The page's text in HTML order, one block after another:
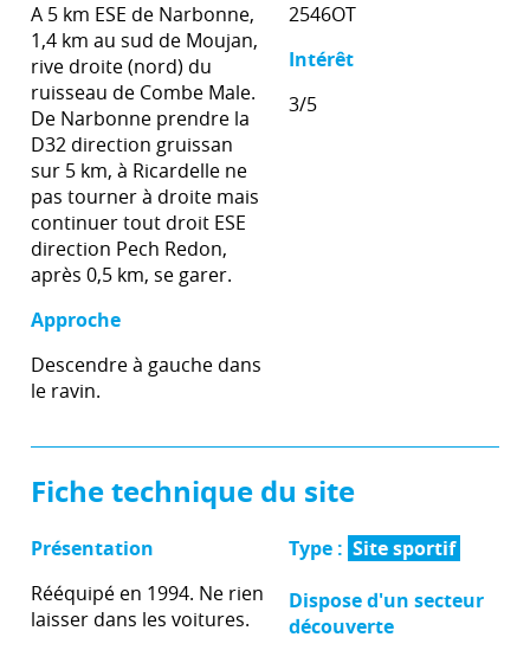
A 5 km ESE de Narbonne,
1,4 km au sud de Moujan,
rive droite (nord) du
ruisseau de Combe Male.
De Narbonne prendre la
D32 direction gruissan
sur 5 km, à Ricardelle ne
pas tourner à droite mais
continuer tout droit ESE
direction Pech Redon,
après 0,5 km, se garer.
Approche
Descendre à gauche dans
le ravin.
2546OT
Intérêt
3/5
Fiche technique du site
Présentation
Rééquipé en 1994. Ne rien
laisser dans les voitures.
Type : Site sportif
Dispose d'un secteur
découverte